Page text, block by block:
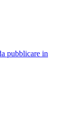
pubblicare in